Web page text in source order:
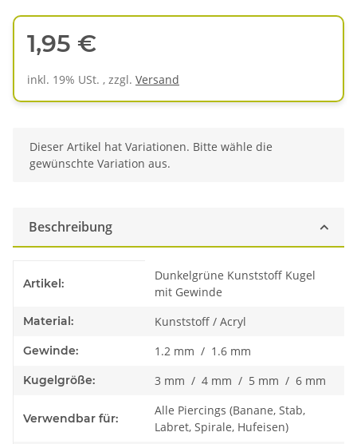
1,95 €
inkl. 19% USt. , zzgl. Versand
x
Dieser Artikel hat Variationen. Bitte wähle die
gewünschte Variation aus.
Beschreibung
Artikel:
Dunkelgrüne Kunststoff Kugel
mit Gewinde
Material: Kunststoff / Acryl
Gewinde: 1.2 mm / 1.6 mm
Kugelgröße: 3 mm / 4 mm / 5 mm / 6 mm
Verwendbar für:
Alle Piercings (Banane, Stab,
Labret, Spirale, Hufeisen)